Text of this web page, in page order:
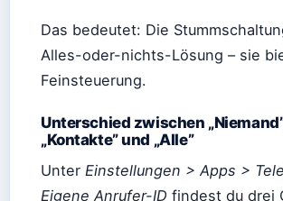
Das bedeutet: Die
Alles-oder-nichts-Lösung – sie
Feinsteuerung.
Unterschied zwischen
„Kontakte” und „Alle”
Unter Einstellungen > Apps >
Eigene Anrufer-ID findest du drei